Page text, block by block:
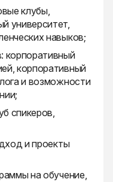
клубы,
университет,
навыков;
корпоративный
корпоративный
и возможности
спикеров,
и проекты
на обучение,